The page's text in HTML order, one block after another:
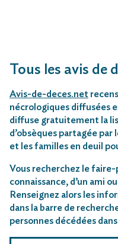
Tous les avis de
Avis-de-deces.net
nécrologiques diffusées
diffuse gratuitement la
d’obsèques partagée
et les familles en deuil
Vous recherchez le faire-
connaissance, d’un ami
Renseignez alors les
dans la barre de
personnes décédées